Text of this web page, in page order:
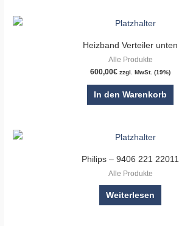
Heizband Verteiler unten
Alle Produkte
600,00€ zzgl. MwSt. (19%)
In den Warenkorb
Philips – 9406 221 22011
Alle Produkte
Weiterlesen